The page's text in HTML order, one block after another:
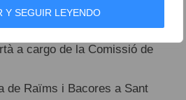
Y SEGUIR LEYENDO
Nit dels Focs
a cargo de la Comissió de
de Raïms i Bacores a Sant